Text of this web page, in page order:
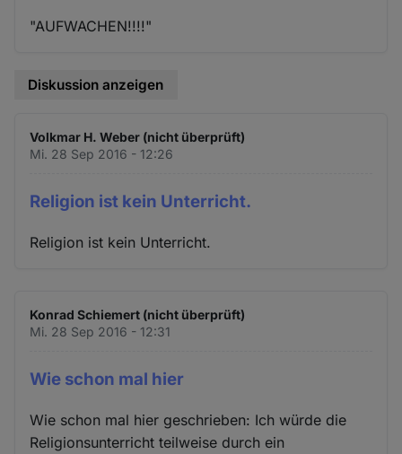
"AUFWACHEN!!!!"
Diskussion anzeigen
Volkmar H. Weber (nicht überprüft)
Mi. 28 Sep 2016 - 12:26
Religion ist kein Unterricht.
Religion ist kein Unterricht.
Konrad Schiemert (nicht überprüft)
Mi. 28 Sep 2016 - 12:31
Wie schon mal hier
Wie schon mal hier geschrieben: Ich würde die
Religionsunterricht teilweise durch ein